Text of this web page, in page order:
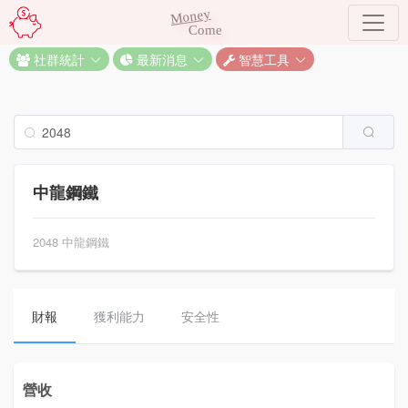
Money
Come
社群統計 最新消息 智慧工具
中龍鋼鐵
2048 中龍鋼鐵
財報 獲利能力 安全性
營收